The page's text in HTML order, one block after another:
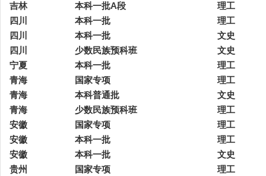
吉林
本科一批A段
理工
四川
本科一批
理工
四川
本科一批
文史
四川
少数民族预科班
文史
宁夏
本科一批
理工
青海
国家专项
理工
青海
本科普通批
文史
青海
少数民族预科班
理工
安徽
国家专项
理工
安徽
本科一批
理工
安徽
本科一批
文史
贵州
国家专项
理工